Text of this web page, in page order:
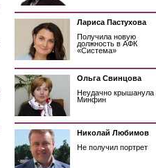
Лариса Пастухова
Получила новую
должность в АФК
«Система»
Ольга Свинцова
Неудачно крышанула
Минфин
Николай Любимов
Не получил портрет